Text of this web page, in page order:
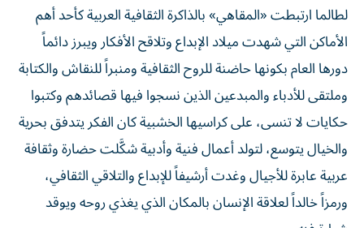
لطالما ارتبطت «المقاهي» بالذاكرة الثقافية العربية كأحد أهم
الأماكن التي شهدت ميلاد الإبداع وتلاقح الأفكار ويبرز دائماً
دورها العام بكونها حاضنة للروح الثقافية ومنبراً للنقاش والكتابة
وملتقى للأدباء والمبدعين الذين نسجوا فيها قصائدهم وكتبوا
حكايات لا تنسى، على كراسيها الخشبية كان الفكر يتدفق بحرية
والخيال يتوسع، لتولد أعمال فنية وأدبية شكَّلت حضارة وثقافة
عربية عابرة للأجيال وغدت أرشيفاً للإبداع والتلاقي الثقافي،
ورمزاً خالداً لعلاقة الإنسان بالمكان الذي يغذي روحه ويوقد